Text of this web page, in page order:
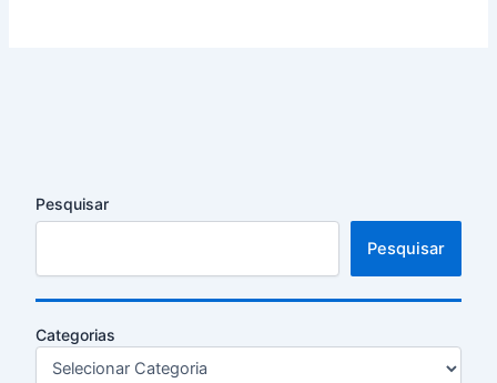
Pesquisar
Pesquisar
Categorias